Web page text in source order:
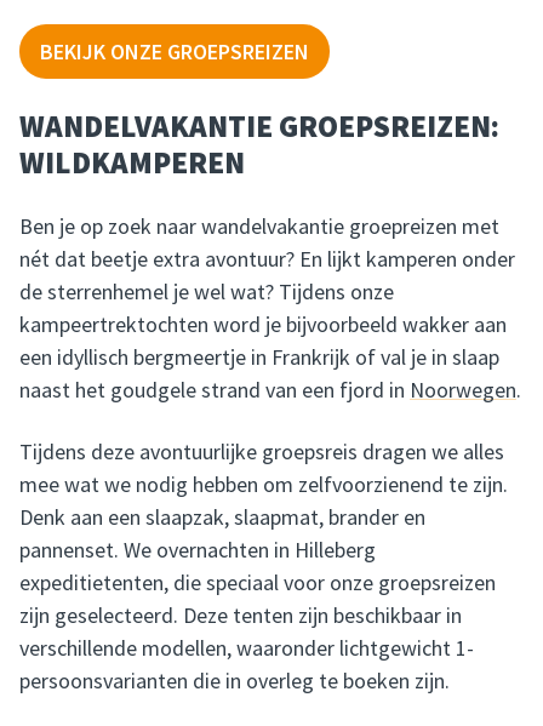
BEKIJK ONZE GROEPSREIZEN
WANDELVAKANTIE GROEPSREIZEN:
WILDKAMPEREN
Ben je op zoek naar wandelvakantie groepreizen met
nét dat beetje extra avontuur? En lijkt kamperen onder
de sterrenhemel je wel wat? Tijdens onze
kampeertrektochten word je bijvoorbeeld wakker aan
een idyllisch bergmeertje in Frankrijk of val je in slaap
naast het goudgele strand van een fjord in Noorwegen.
Tijdens deze avontuurlijke groepsreis dragen we alles
mee wat we nodig hebben om zelfvoorzienend te zijn.
Denk aan een slaapzak, slaapmat, brander en
pannenset. We overnachten in Hilleberg
expeditietenten, die speciaal voor onze groepsreizen
zijn geselecteerd. Deze tenten zijn beschikbaar in
verschillende modellen, waaronder lichtgewicht 1-
persoonsvarianten die in overleg te boeken zijn.